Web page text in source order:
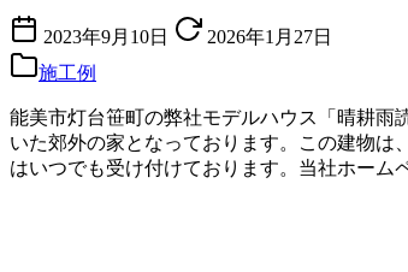
2023年9月10日
2026年1月27日
施工例
能美市灯台笹町の弊社モデルハウス「晴耕雨
いた郊外の家となっております。この建物
はいつでも受け付けております。当社ホーム